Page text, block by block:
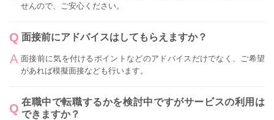
せんので、ご安心ください。
面接前にアドバイスはしてもらえますか？
面接前に気を付けるポイントなどのアドバイスだけでなく、ご希望
があれば模擬面接なども行います。
在職中で転職するかを検討中ですがサービスの利用は
できますか？